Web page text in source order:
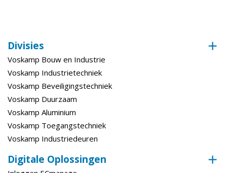
Divisies
Voskamp Bouw en Industrie
Voskamp Industrietechniek
Voskamp Beveiligingstechniek
Voskamp Duurzaam
Voskamp Aluminium
Voskamp Toegangstechniek
Voskamp Industriedeuren
Digitale Oplossingen